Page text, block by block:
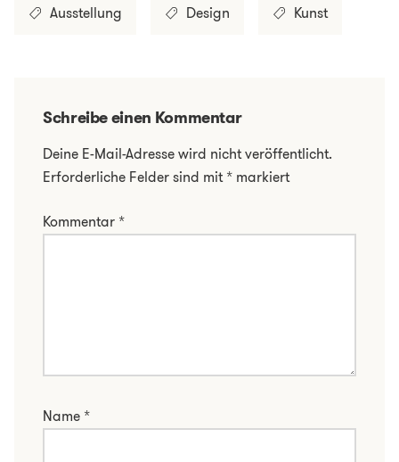
Ausstellung Design Kunst
Schreibe einen Kommentar
Deine E-Mail-Adresse wird nicht veröffentlicht.
Erforderliche Felder sind mit* markiert
Kommentar *
Name *